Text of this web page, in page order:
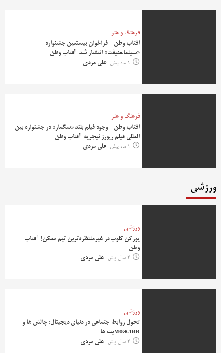
فرهنگ و هنر
افتاب وطن – فراخوان بیستمین جشنواره
«سینماحقیقت» انتشار شد_آفتاب وطن
1 ماه پیش
علی مردی
فرهنگ و هنر
افتاب وطن – وجود فيلم بلند «سگمار» در جشنواره بين
المللى فيلم ريورز نيجريه_آفتاب وطن
1 ماه پیش
علی مردی
ورزشی
ورزشی
یورگن کلوپ در غیرمنتظره‌ترین تیم ممکن!_آفتاب
وطن
2 سال پیش
علی مردی
ورزشی
تحول روابط اجتماعی در دنیای دیجیتال: چالش ها و
можливیت ها
2 سال پیش
علی مردی